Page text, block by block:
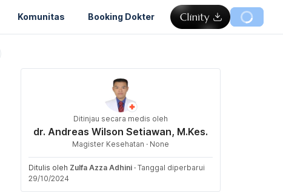
Komunitas Booking Dokter
Ditinjau secara medis oleh
dr. Andreas Wilson Setiawan, M.Kes.
Magister Kesehatan · None
Ditulis oleh Zulfa Azza Adhini · Tanggal diperbarui
29/10/2024